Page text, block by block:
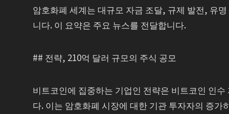
암호화폐 세계는 대규모 자금 조달, 규제 발전, 유
니다. 이 요약은 주요 뉴스를 전달합니다.
## 전략, 210억 달러 규모의 주식 공모
비트코인에 집중하는 기업인 전략은 비트코인 인
다. 이는 암호화폐 시장에 대한 기관 투자자의 증가